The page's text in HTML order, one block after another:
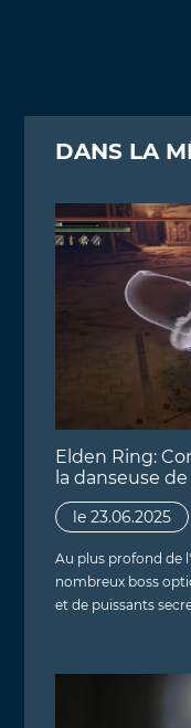
DANS LA
Elden Ring:
la danseuse
le 23.06.2025
Au plus profond de
nombreux boss
et de puissants